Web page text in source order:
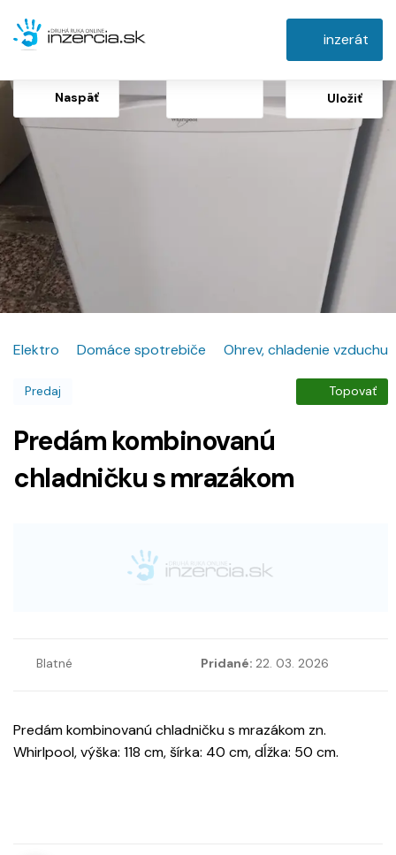
inzerát
Naspäť Uložiť
Elektro Domáce spotrebiče Ohrev, chladenie vzduchu
Predaj Topovať
Predám kombinovanú
chladničku s mrazákom
Blatné Pridané: 22. 03. 2026
Predám kombinovanú chladničku s mrazákom zn.
Whirlpool, výška: 118 cm, šírka: 40 cm, dĺžka: 50 cm.